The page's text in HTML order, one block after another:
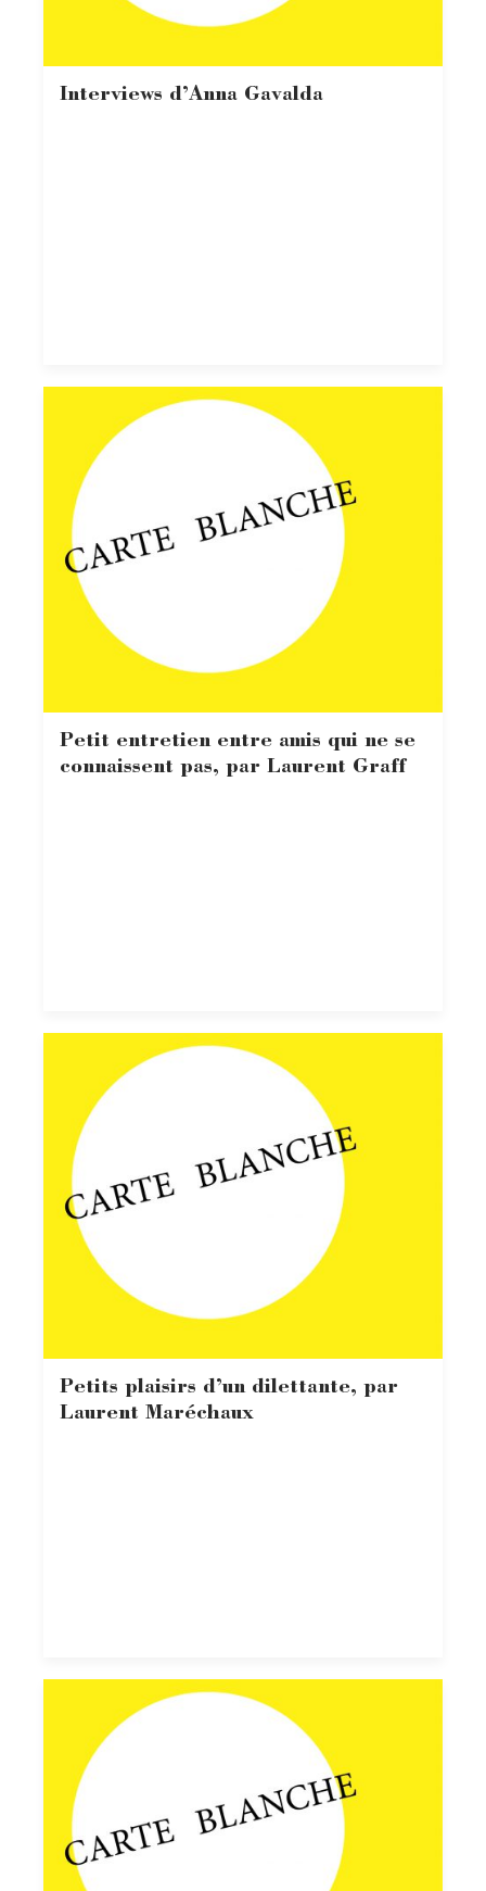
Interviews d’Anna Gavalda
Petit entretien entre amis qui ne se
connaissent pas, par Laurent Graff
Petits plaisirs d’un dilettante, par
Laurent Maréchaux